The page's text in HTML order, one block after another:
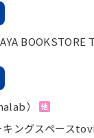
BOOKSTORE
） 他
ングスペース